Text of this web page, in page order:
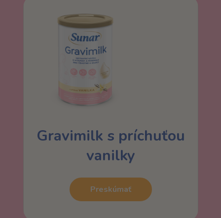
Gravimilk s príchuťou
vanilky
Preskúmať